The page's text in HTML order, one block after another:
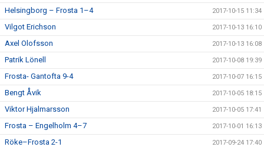
Helsingborg – Frosta 1–4 2017-10-15 11:34
Vilgot Erichson 2017-10-13 16:10
Axel Olofsson 2017-10-13 16:08
Patrik Lönell 2017-10-08 19:39
Frosta- Gantofta 9-4 2017-10-07 16:15
Bengt Åvik 2017-10-05 18:15
Viktor Hjalmarsson 2017-10-05 17:41
Frosta – Engelholm 4–7 2017-10-01 16:13
Röke–Frosta 2-1 2017-09-24 17:40